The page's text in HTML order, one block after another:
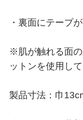
・裏面にテープ
※肌が触れる面
ットンを使用して
製品寸法：巾